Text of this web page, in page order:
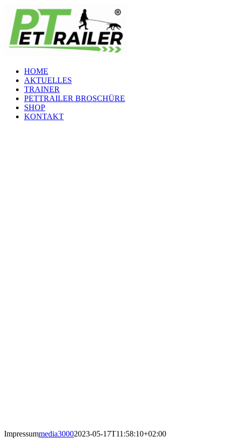
Zum
Inhalt
springen
HOME
AKTUELLES
TRAINER
PETTRAILER BROSCHÜRE
SHOP
KONTAKT
Impressummedia30002023-05-17T11:58:10+02:00